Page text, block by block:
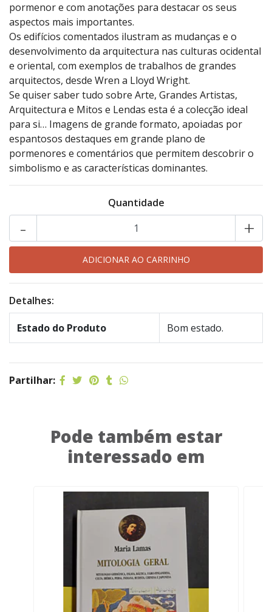
pormenor e com anotações para destacar os seus
aspectos mais importantes.
Os edifícios comentados ilustram as mudanças e o
desenvolvimento da arquitectura nas culturas ocidental
e oriental, com exemplos de trabalhos de grandes
arquitectos, desde Wren a Lloyd Wright.
Se quiser saber tudo sobre Arte, Grandes Artistas,
Arquitectura e Mitos e Lendas esta é a colecção ideal
para si… Imagens de grande formato, apoiadas por
espantosos destaques em grande plano de
pormenores e comentários que permitem descobrir o
simbolismo e as características dominantes.
Quantidade
+
-
Detalhes:
Estado do Produto Bom estado.
Partilhar:
Pode também estar
interessado em